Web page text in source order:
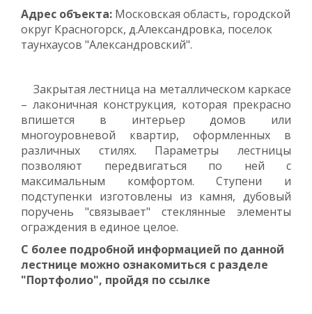
Адрес объекта: Московская область, городской
округ Красногорск, д.Александровка, поселок
таунхаусов "Александровский".
Закрытая лестница на металлическом каркасе
– лаконичная конструкция, которая прекрасно
впишется в интерьер домов или
многоуровневой квартир, оформленных в
различных стилях. Параметры лестницы
позволяют передвигаться по ней с
максимальным комфортом. Ступени и
подступенки изготовлены из камня, дубовый
поручень "связывает" стеклянные элементы
ограждения в единое целое.
С более подробной информацией по данной
лестнице можно ознакомиться с разделе
"Портфолио", пройдя по ссылке